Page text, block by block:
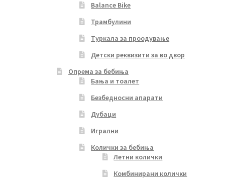
Balance Bike
Трамбулини
Туркала за проодување
Детски реквизити за во двор
Опрема за бебиња
Бања и тоалет
Безбедносни апарати
Дубаци
Игрални
Колички за бебиња
Летни колички
Комбинирани колички